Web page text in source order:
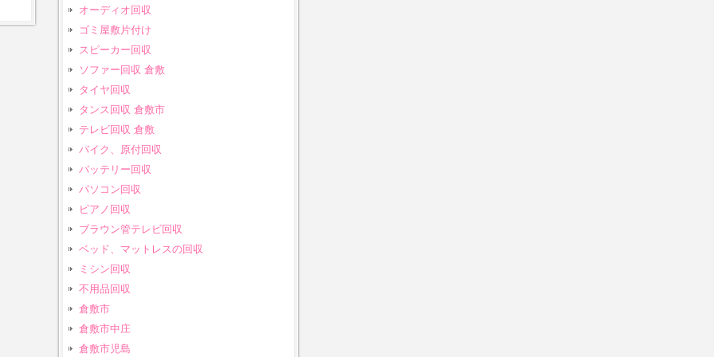
オーディオ回収
ゴミ屋敷片付け
スピーカー回収
ソファー回収 倉敷
タイヤ回収
タンス回収 倉敷市
テレビ回収 倉敷
バイク、原付回収
バッテリー回収
パソコン回収
ピアノ回収
ブラウン管テレビ回収
ベッド、マットレスの回収
ミシン回収
不用品回収
倉敷市
倉敷市中庄
倉敷市児島